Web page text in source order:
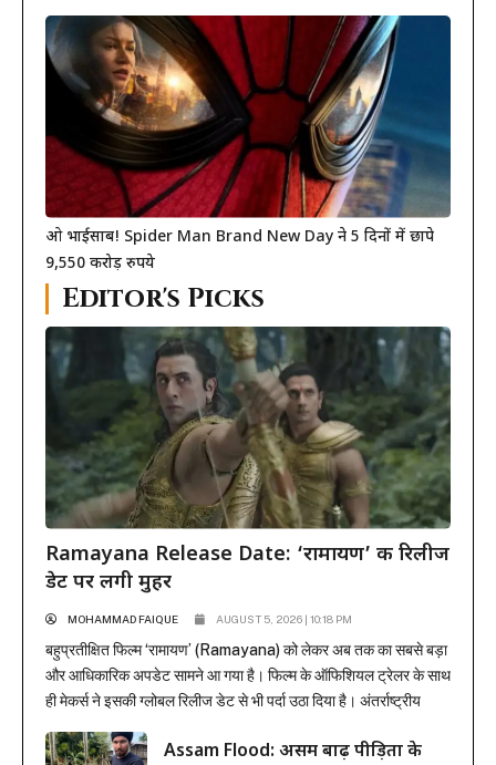
ओ भाईसाब! Spider Man Brand New Day ने 5 दिनों में छापे
9,550 करोड़ रुपये
Editor's Picks
Ramayana Release Date: ‘रामायण’ की रिलीज
डेट पर लगी मुहर
MOHAMMAD FAIQUE AUGUST 5, 2026 | 10:18 PM
बहुप्रतीक्षित फिल्म ‘रामायण’ (Ramayana) को लेकर अब तक का सबसे बड़ा
और आधिकारिक अपडेट सामने आ गया है। फिल्म के ऑफिशियल ट्रेलर के साथ
ही मेकर्स ने इसकी ग्लोबल रिलीज डेट से भी पर्दा उठा दिया है। अंतर्राष्ट्रीय
भव्य महाकाव्य 6 नवंबर...Assam Flood: असम बाढ़ पीड़ितों के